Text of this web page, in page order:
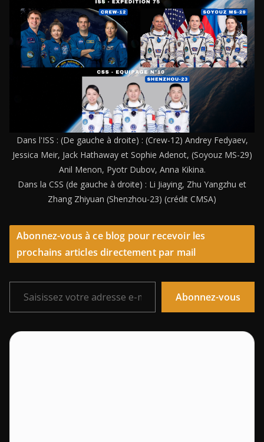
Dans l'ISS : (De gauche à droite) : (Crew-12) Andrey Fedyaev,
Jessica Meir, Jack Hathaway et Sophie Adenot, (Soyouz MS-29)
Anil Menon, Pyotr Dubov, Anna Kikina.
Dans la CSS (de gauche à droite) : Li Jiaying, Zhu Yangzhu et
Zhang Zhiyuan (Shenzhou-23) (crédit CMSA)
Abonnez-vous à ce blog pour recevoir les
prochains articles directement par mail
Saisissez votre adresse e-mail…
Abonnez-vous